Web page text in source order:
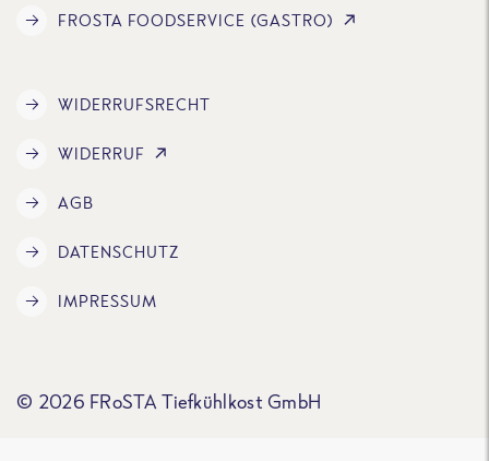
FROSTA FOODSERVICE (GASTRO)
WIDERRUFSRECHT
WIDERRUF
AGB
DATENSCHUTZ
IMPRESSUM
© 2026 FRoSTA Tiefkühlkost GmbH